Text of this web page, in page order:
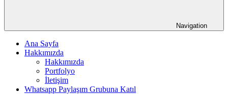
Navigation
Ana Sayfa
Hakkımızda
Hakkımızda
Portfolyo
İletişim
Whatsapp Paylaşım Grubuna Katıl